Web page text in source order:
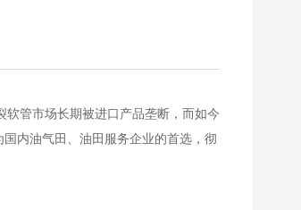
管市场长期被进口产品垄断，而如今
内油气田、油田服务企业的首选，彻